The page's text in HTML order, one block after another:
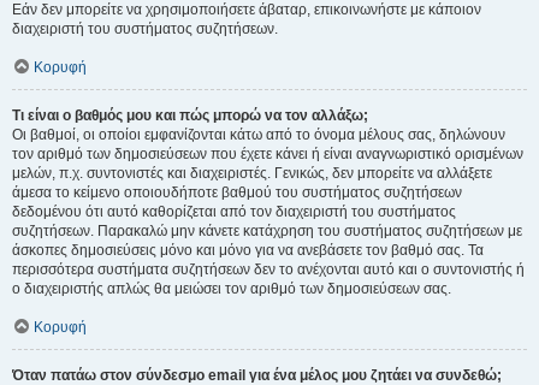
Εάν δεν μπορείτε να χρησιμοποιήσετε άβαταρ, επικοινωνήστε με κάποιον
διαχειριστή του συστήματος συζητήσεων.
Κορυφή
Τι είναι ο βαθμός μου και πώς μπορώ να τον αλλάξω;
Οι βαθμοί, οι οποίοι εμφανίζονται κάτω από το όνομα μέλους σας, δηλώνουν
τον αριθμό των δημοσιεύσεων που έχετε κάνει ή είναι αναγνωριστικό ορισμένων
μελών, π.χ. συντονιστές και διαχειριστές. Γενικώς, δεν μπορείτε να αλλάξετε
άμεσα το κείμενο οποιουδήποτε βαθμού του συστήματος συζητήσεων
δεδομένου ότι αυτό καθορίζεται από τον διαχειριστή του συστήματος
συζητήσεων. Παρακαλώ μην κάνετε κατάχρηση του συστήματος συζητήσεων με
άσκοπες δημοσιεύσεις μόνο και μόνο για να ανεβάσετε τον βαθμό σας. Τα
περισσότερα συστήματα συζητήσεων δεν το ανέχονται αυτό και ο συντονιστής ή
ο διαχειριστής απλώς θα μειώσει τον αριθμό των δημοσιεύσεων σας.
Κορυφή
Όταν πατάω στον σύνδεσμο email για ένα μέλος μου ζητάει να συνδεθώ;